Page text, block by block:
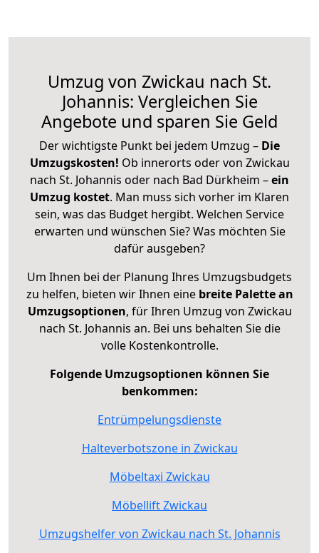
Umzug von Zwickau nach St.
Johannis: Vergleichen Sie
Angebote und sparen Sie Geld
Der wichtigste Punkt bei jedem Umzug – Die
Umzugskosten! Ob innerorts oder von Zwickau
nach St. Johannis oder nach Bad Dürkheim –ein
Umzug kostet. Man muss sich vorher im Klaren
sein, was das Budget hergibt. Welchen Service
erwarten und wünschen Sie? Was möchten Sie
dafür ausgeben?
Um Ihnen bei der Planung Ihres Umzugsbudgets
zu helfen, bieten wir Ihnen eine breite Palette an
Umzugsoptionen, für Ihren Umzug von Zwickau
nach St. Johannis an. Bei uns behalten Sie die
volle Kostenkontrolle.
Folgende Umzugsoptionen können Sie
benkommen:
Entrümpelungsdienste
Halteverbotszone in Zwickau
Möbeltaxi Zwickau
Möbellift Zwickau
Umzugshelfer von Zwickau nach St. Johannis